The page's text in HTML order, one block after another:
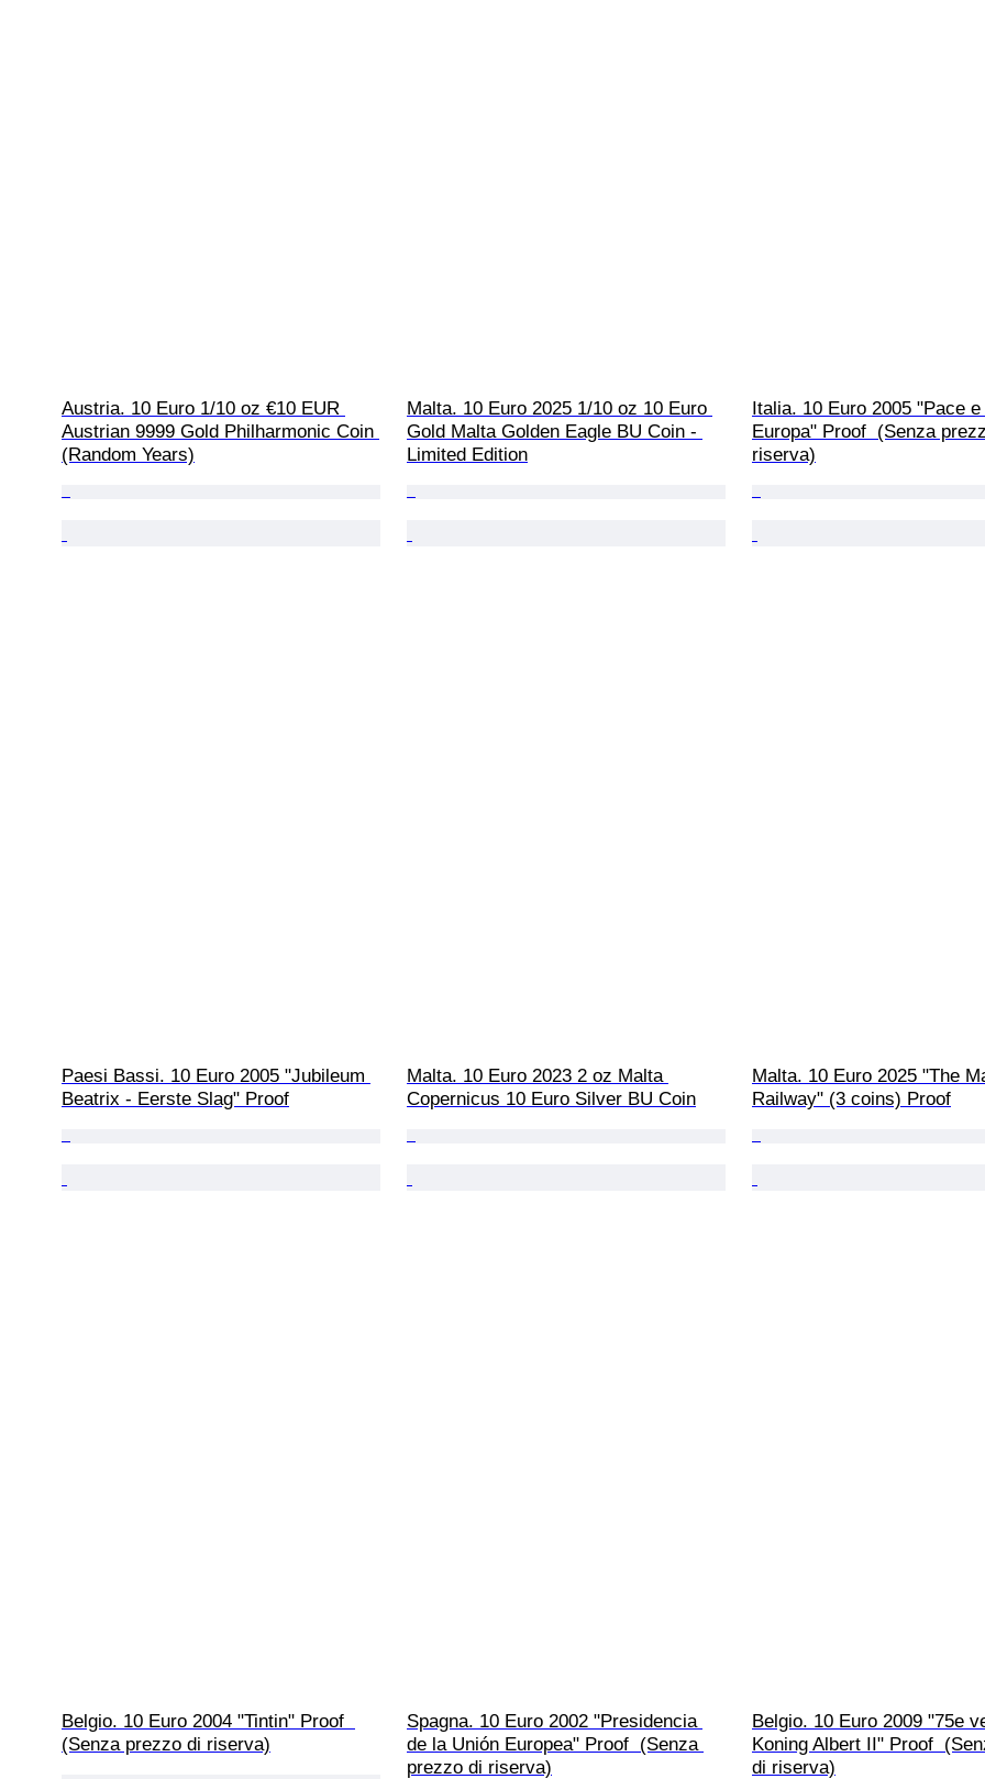
Austria. 10 Euro 1/10 oz €10 EUR
Austrian 9999 Gold Philharmonic Coin
(Random Years)
Malta. 10 Euro 2025 1/10 oz 10 Euro
Gold Malta Golden Eagle BU Coin -
Limited Edition
Italia. 10 Euro 2005 "Pace
Europa" Proof  (Senza
riserva)
Paesi Bassi. 10 Euro 2005 "Jubileum
Beatrix - Eerste Slag" Proof
Malta. 10 Euro 2023 2 oz Malta
Copernicus 10 Euro Silver BU Coin
Malta. 10 Euro 2025 "The
Railway" (3 coins) Proof
Belgio. 10 Euro 2004 "Tintin" Proof
(Senza prezzo di riserva)
Spagna. 10 Euro 2002 "Presidencia
de la Unión Europea" Proof  (Senza
prezzo di riserva)
Belgio. 10 Euro 2009 "75e
Koning Albert II" Proof
di riserva)